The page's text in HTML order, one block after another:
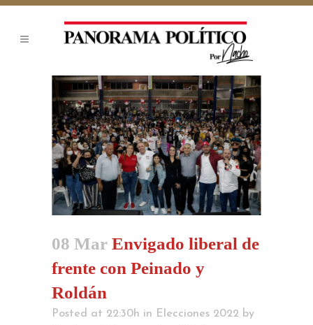
08 Mar Envigado liberal de
frente con Peinado y
Roldán
Posted at 22:30h in Elecciones 2022 by